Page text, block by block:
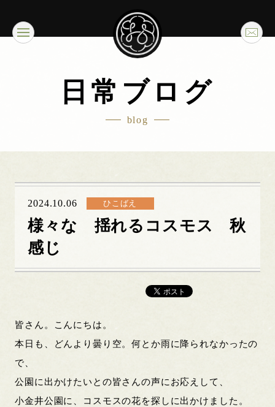
日常ブログ
blog
2024.10.06 ひこばえ
様々な 揺れるコスモス 秋
感じ
皆さん。こんにちは。
本日も、どんより曇り空。何とか雨に降られなかったの
で、
公園に出かけたいとの皆さんの声にお応えして、
小金井公園に、コスモスの花を探しに出かけました。